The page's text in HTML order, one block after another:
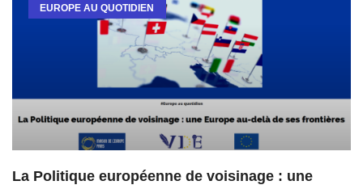
EUROPE AU QUOTIDIEN
La Politique européenne de voisinage : une